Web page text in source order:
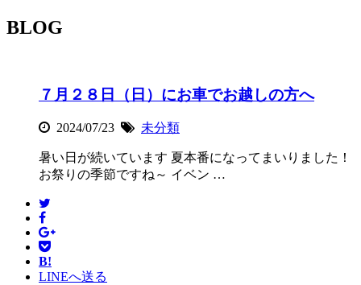
BLOG
７月２８日（日）にお車でお越しの方へ
2024/07/23 未分類
暑い日が続いています 夏本番になってまいりました！
お祭りの季節ですね～ イベン …
B!
LINEへ送る